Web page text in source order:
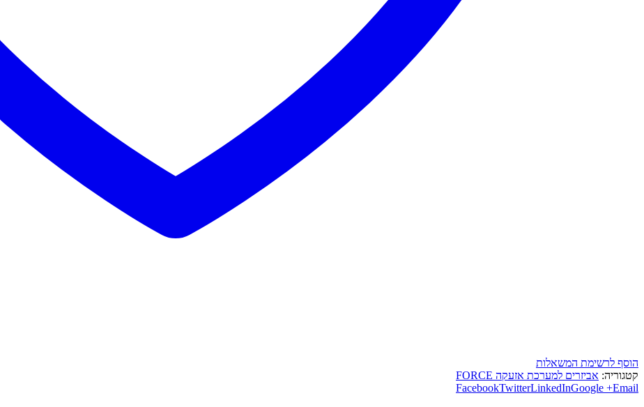
הוסף לרשימת המשאלות
קטגוריה: אביזרים למערכת אזעקה FORCE
FacebookTwitterLinkedInGoogle +Email